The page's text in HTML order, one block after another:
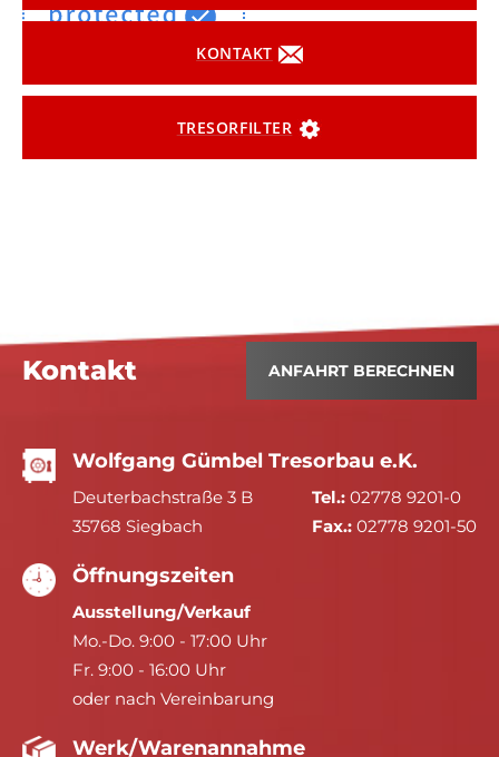
KONTAKT
TRESORFILTER
Kontakt ANFAHRT BERECHNEN
Wolfgang Gümbel Tresorbau e.K.
Deuterbachstraße 3 B
35768 Siegbach
Tel.: 02778 9201-0
Fax.: 02778 9201-50
Öffnungszeiten
Ausstellung/Verkauf
Mo.-Do. 9:00 - 17:00 Uhr
Fr. 9:00 - 16:00 Uhr
oder nach Vereinbarung
Werk/Warenannahme